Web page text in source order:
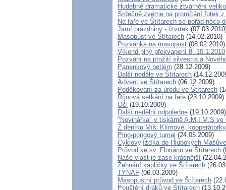
Hudebně dramatické ztvárnění
Srdečně zveme na promítání fotek z
Na faře ve Štítarech se pořád něco
Jarní prázdniny - čtvrtek
Masopust ve Štítarech (14.02.2010)
Pozvánka na masopust (08.02.2010)
Víkend plný překvapení 8.-10.1.2010
Pozvání na prožití silvestra a
Panenkový betlém (28.12.2009)
Další neděle ve Štítarech
Advent ve Štítarech (06.12.2009)
Poděkování za úrodu ve Štítarech
Říjnová setkání na faře (23.10.2009)
Oči (19.10.2009)
Další nedělní odpoledne (19.10.2009)
"Novinářka" v tiskárně A.M.I.M.S ve
Z deníku Míši Klímové,
Ping-pongový turnaj (24.05.2009)
Cyklovyjížďka do Hlubokých
Průvod ke sv. Floriánu ve Štítarech
Naše vlast je zase krásnější
Žehnání kapličky ve Štítarech
TYNAF (06.03.2009)
Masopustní průvod ve Štítarech
Pouštění draků ve Štítarech